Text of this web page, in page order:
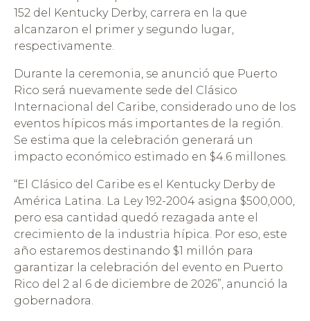
152 del Kentucky Derby, carrera en la que
alcanzaron el primer y segundo lugar,
respectivamente.
Durante la ceremonia, se anunció que Puerto
Rico será nuevamente sede del Clásico
Internacional del Caribe, considerado uno de los
eventos hípicos más importantes de la región.
Se estima que la celebración generará un
impacto económico estimado en $4.6 millones.
“El Clásico del Caribe es el Kentucky Derby de
América Latina. La Ley 192-2004 asigna $500,000,
pero esa cantidad quedó rezagada ante el
crecimiento de la industria hípica. Por eso, este
año estaremos destinando $1 millón para
garantizar la celebración del evento en Puerto
Rico del 2 al 6 de diciembre de 2026”, anunció la
gobernadora.